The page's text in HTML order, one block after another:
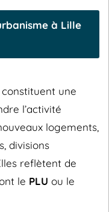
à Lille
constituent une
l’activité
logements,
divisions
reflètent de
le PLU ou le